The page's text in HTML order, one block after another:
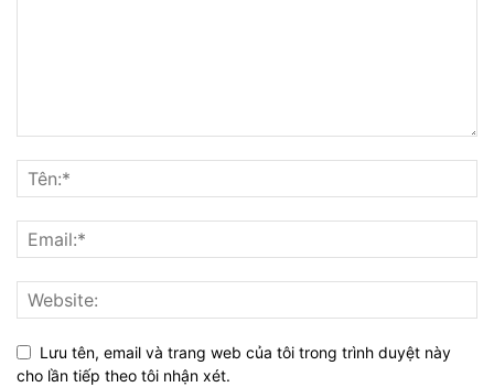
Lưu tên, email và trang web của tôi trong trình duyệt này
cho lần tiếp theo tôi nhận xét.